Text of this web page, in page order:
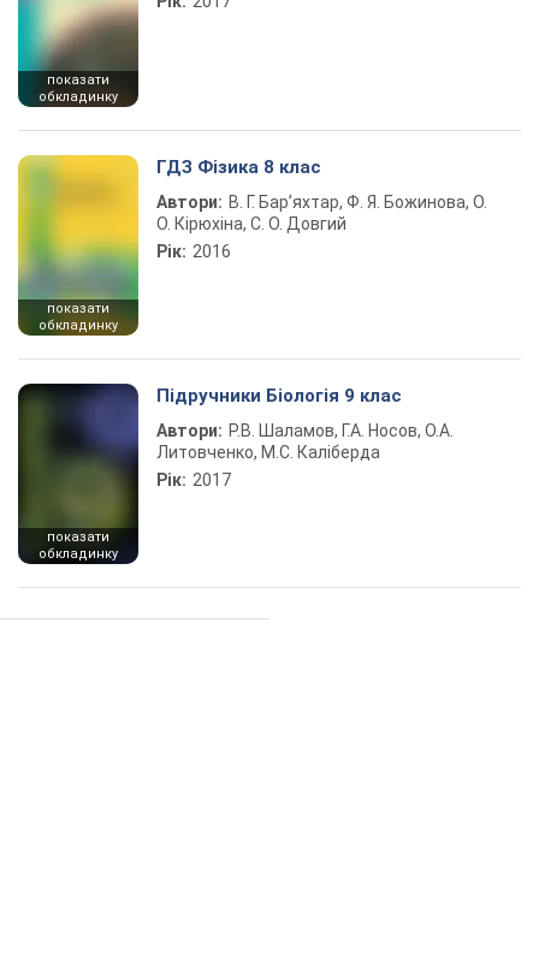
показати
обкладинку
показати
обкладинку
ГДЗ Фізика 8 клас
Автори: В. Г. Бар’яхтар, Ф. Я. Божинова, О.
О. Кірюхіна, С. О. Довгий
Рік: 2016
показати
обкладинку
Підручники Біологія 9 клас
Автори: Р.В. Шаламов, Г.А. Носов, О.А.
Литовченко, М.С. Каліберда
Рік: 2017